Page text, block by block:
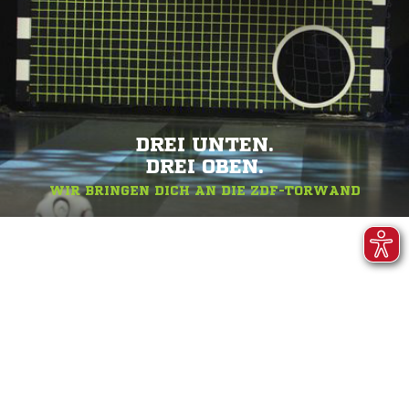
DREI UNTEN.
DREI OBEN.
WIR BRINGEN DICH AN DIE ZDF-TORWAND